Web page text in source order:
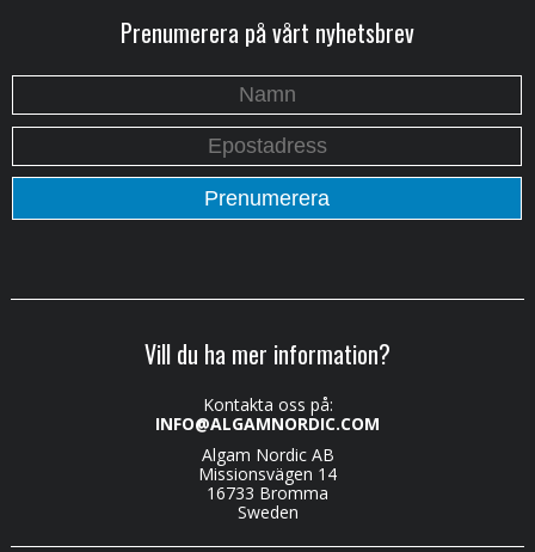
Prenumerera på vårt nyhetsbrev
Vill du ha mer information?
Kontakta oss på:
INFO@ALGAMNORDIC.COM
Algam Nordic AB
Missionsvägen 14
16733 Bromma
Sweden